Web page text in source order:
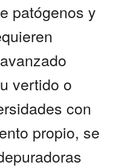
patógenos y
vertido o
con
propio, se